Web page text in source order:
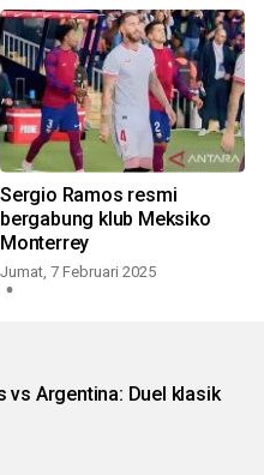
Sergio Ramos resmi
bergabung klub Meksiko
Monterrey
Jumat, 7 Februari 2025
vs Argentina: Duel klasik